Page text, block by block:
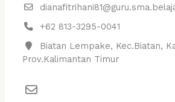
+62 813-3295-0041
Biatan Lempake, Kec.Biatan,
Prov.Kalimantan Timur